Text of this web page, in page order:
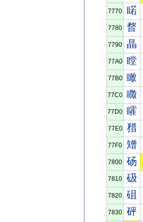
7770 睰
7780 瞀
7790 瞐
77A0 瞠
77B0 瞰
77C0 矀
77D0 矐
77E0 矠
77F0 矰
7800 砀
7810 砐
7820 砠
7830 砰